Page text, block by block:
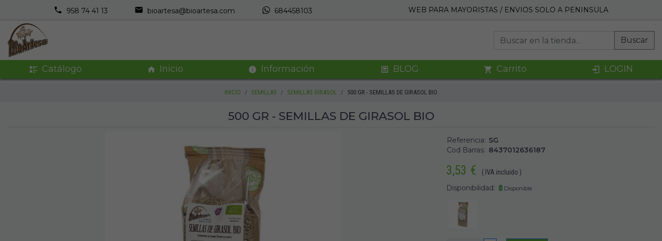
958 74 41 13 bioartesa@bioartesa.com 684458103 WEB PARA MAYORISTAS / ENVIOS SOLO A PENINSULA
Buscar
Catálogo Inicio Información BLOG Carrito LOGIN
INICIO SEMILLAS SEMILLAS GIRASOL 500 GR - SEMILLAS DE GIRASOL BIO
500 GR - SEMILLAS DE GIRASOL BIO
Referencia: SG
Cod Barras: 8437012636187
3,53 € ( IVA incluido )
Disponibilidad: Disponible